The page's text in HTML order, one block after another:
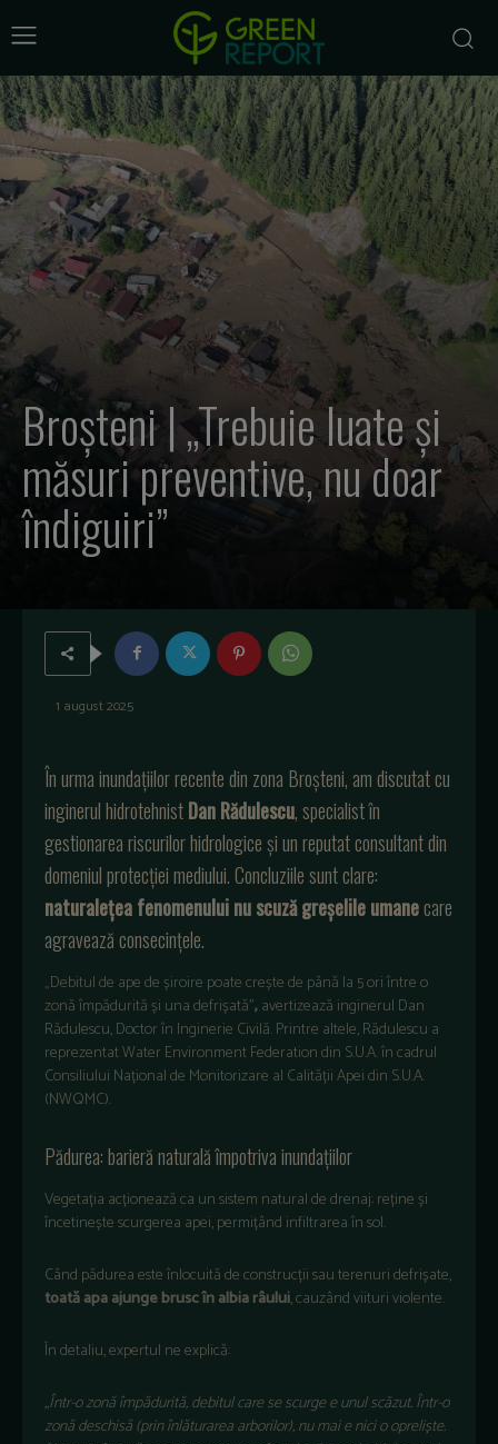
Broșteni | „Trebuie luate și
măsuri preventive, nu doar
îndiguiri”
1 august 2025
În urma inundațiilor recente din zona Broșteni, am discutat cu
inginerul hidrotehnistDan Rădulescu, specialist în
gestionarea riscurilor hidrologice și un reputat consultant din
domeniul protecției mediului. Concluziile sunt clare:
naturalețea fenomenului nu scuză greșelile umanecare
agravează consecințele.
„Debitul de ape de șiroire poate crește de până la 5 ori între o
zonă împădurită și una defrișată”,avertizează inginerul Dan
Rădulescu, Doctor în Inginerie Civilă. Printre altele, Rădulescu a
reprezentat Water Environment Federation din S.U.A. în cadrul
Consiliului Național de Monitorizare al Calității Apei din S.U.A.
(NWQMC).
Pădurea: barieră naturală împotriva inundațiilor
Vegetația acționează ca un sistem natural de drenaj: reține și
încetinește scurgerea apei, permițând infiltrarea în sol.
Când pădurea este înlocuită de construcții sau terenuri defrișate,
toată apa ajunge brusc în albia râului, cauzând viituri violente.
În detaliu, expertul ne explică:
„Într-o zonă împădurită, debitul care se scurge e unul scăzut. Într-o
zonă deschisă (prin înlăturarea arborilor), nu mai e nici o opreliște.